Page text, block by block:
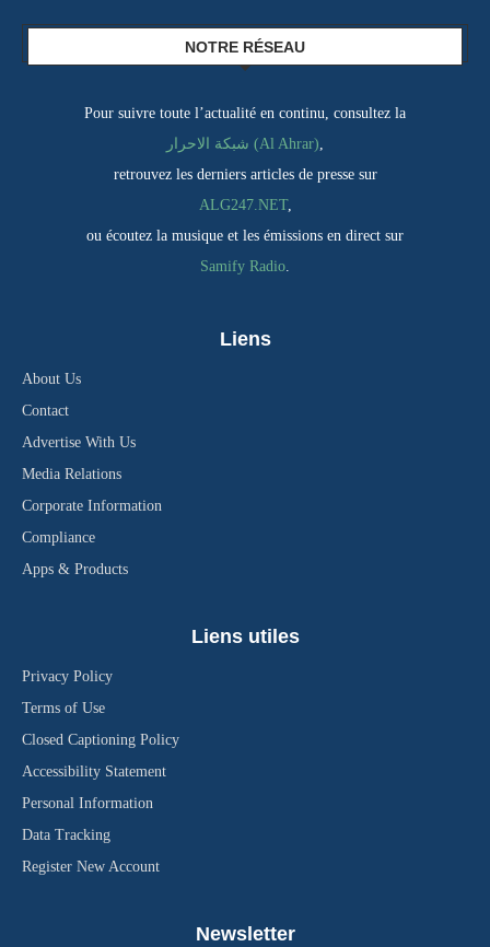
NOTRE RÉSEAU
Pour suivre toute l’actualité en continu, consultez la
شبكة الاحرار (Al Ahrar),
retrouvez les derniers articles de presse sur
ALG247.NET,
ou écoutez la musique et les émissions en direct sur
Samify Radio.
Liens
About Us
Contact
Advertise With Us
Media Relations
Corporate Information
Compliance
Apps & Products
Liens utiles
Privacy Policy
Terms of Use
Closed Captioning Policy
Accessibility Statement
Personal Information
Data Tracking
Register New Account
Newsletter